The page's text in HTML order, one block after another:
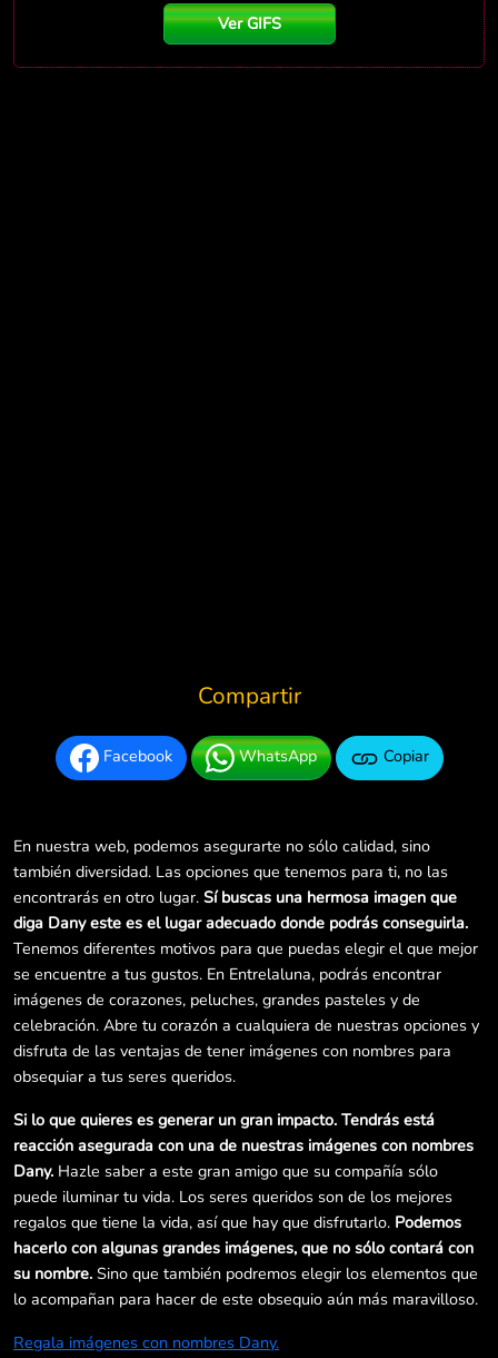
Ver GIFS
Compartir
Facebook WhatsApp Copiar
En nuestra web, podemos asegurarte no sólo calidad, sino
también diversidad. Las opciones que tenemos para ti, no las
encontrarás en otro lugar. Sí buscas una hermosa imagen que
diga Dany este es el lugar adecuado donde podrás conseguirla.
Tenemos diferentes motivos para que puedas elegir el que mejor
se encuentre a tus gustos. En Entrelaluna, podrás encontrar
imágenes de corazones, peluches, grandes pasteles y de
celebración. Abre tu corazón a cualquiera de nuestras opciones y
disfruta de las ventajas de tener imágenes con nombres para
obsequiar a tus seres queridos.
Si lo que quieres es generar un gran impacto. Tendrás está
reacción asegurada con una de nuestras imágenes con nombres
Dany. Hazle saber a este gran amigo que su compañía sólo
puede iluminar tu vida. Los seres queridos son de los mejores
regalos que tiene la vida, así que hay que disfrutarlo. Podemos
hacerlo con algunas grandes imágenes, que no sólo contará con
su nombre. Sino que también podremos elegir los elementos que
lo acompañan para hacer de este obsequio aún más maravilloso.
Regala imágenes con nombres Dany.